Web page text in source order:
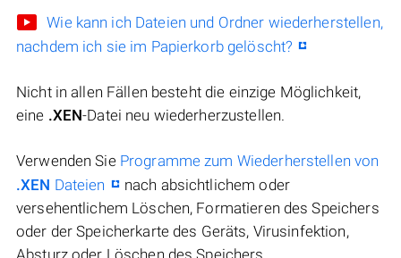
Wie kann ich Dateien und Ordner wiederherstellen,
nachdem ich sie im Papierkorb gelöscht?
Nicht in allen Fällen besteht die einzige Möglichkeit,
eine .XEN-Datei neu wiederherzustellen.
Verwenden Sie Programme zum Wiederherstellen von
.XEN Dateien
nach absichtlichem oder
versehentlichem Löschen, Formatieren des Speichers
oder der Speicherkarte des Geräts, Virusinfektion,